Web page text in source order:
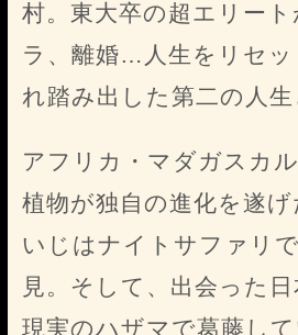
村。東大卒の超エリー
ラ、離婚…人生をリセッ
れ踏み出した第二の人
アフリカ・マダガスカ
植物が独自の進化を遂
いじはナイトサファリ
見。そして、出会った
現実のハザマで葛藤し